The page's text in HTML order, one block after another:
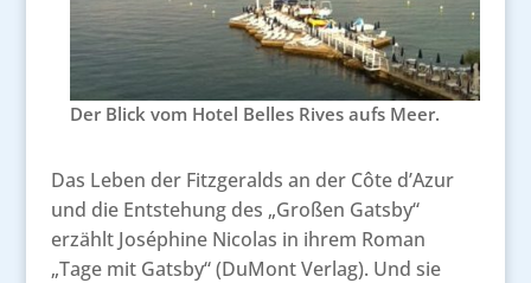
Der Blick vom Hotel Belles Rives aufs Meer.
Das Leben der Fitzgeralds an der Côte d’Azur
und die Entstehung des „Großen Gatsby“
erzählt Joséphine Nicolas in ihrem Roman
„Tage mit Gatsby“ (DuMont Verlag). Und sie